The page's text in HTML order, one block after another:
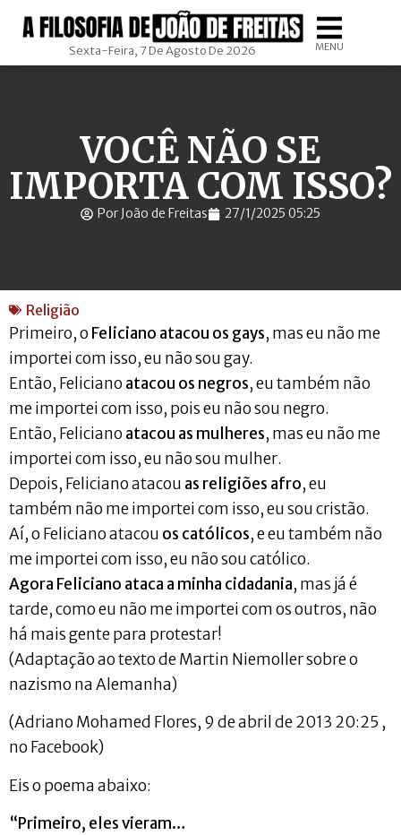
Sexta-Feira, 7 De Agosto De 2026 MENU
VOCÊ NÃO SE
IMPORTA COM ISSO?
Por João de Freitas 27/1/2025 05:25
Religião
Primeiro, o Feliciano atacou os gays, mas eu não me
importei com isso, eu não sou gay.
Então, Feliciano atacou os negros, eu também não
me importei com isso, pois eu não sou negro.
Então, Feliciano atacou as mulheres, mas eu não me
importei com isso, eu não sou mulher.
Depois, Feliciano atacou as religiões afro, eu
também não me importei com isso, eu sou cristão.
Aí, o Feliciano atacou os católicos, e eu também não
me importei com isso, eu não sou católico.
Agora Feliciano ataca a minha cidadania, mas já é
tarde, como eu não me importei com os outros, não
há mais gente para protestar!
(Adaptação ao texto de Martin Niemoller sobre o
nazismo na Alemanha)
(Adriano Mohamed Flores, 9 de abril de 2013 20:25 ,
no Facebook)
Eis o poema abaixo:
“Primeiro, eles vieram…